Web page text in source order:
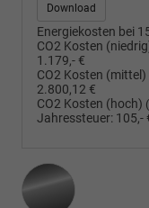
Download
Energiekosten bei
CO2 Kosten
1.179,- €
CO2 Kosten (mittel)
2.800,12 €
CO2 Kosten (hoch)
Jahressteuer: 105,-